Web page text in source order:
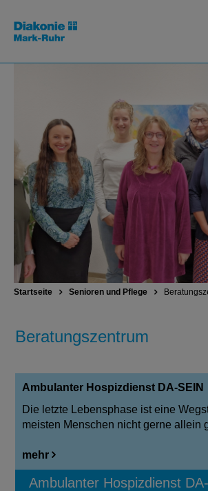
Startseite Senioren und Pflege
Beratungszentrum
Ambulanter Hospizdienst DA-SEIN
Die letzte Lebensphase ist eine
meisten Menschen nicht gerne allein
mehr
Ambulanter Hospizdienst